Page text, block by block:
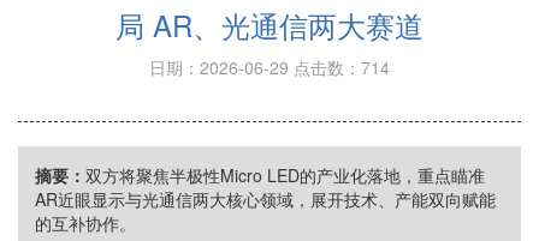
局 AR、光通信两大赛道
日期：2026-06-29 点击数：714
摘要： 双方将聚焦半极性Micro LED的产业化落地，重点瞄准
AR近眼显示与光通信两大核心领域，展开技术、产能双向赋能
的互补协作。